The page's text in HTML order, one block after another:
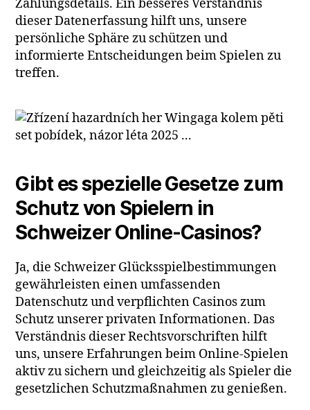
Zahlungsdetails. Ein besseres Verständnis
dieser Datenerfassung hilft uns, unsere
persönliche Sphäre zu schützen und
informierte Entscheidungen beim Spielen zu
treffen.
Gibt es spezielle Gesetze zum
Schutz von Spielern in
Schweizer Online-Casinos?
Ja, die Schweizer Glücksspielbestimmungen
gewährleisten einen umfassenden
Datenschutz und verpflichten Casinos zum
Schutz unserer privaten Informationen. Das
Verständnis dieser Rechtsvorschriften hilft
uns, unsere Erfahrungen beim Online-Spielen
aktiv zu sichern und gleichzeitig als Spieler die
gesetzlichen Schutzmaßnahmen zu genießen.